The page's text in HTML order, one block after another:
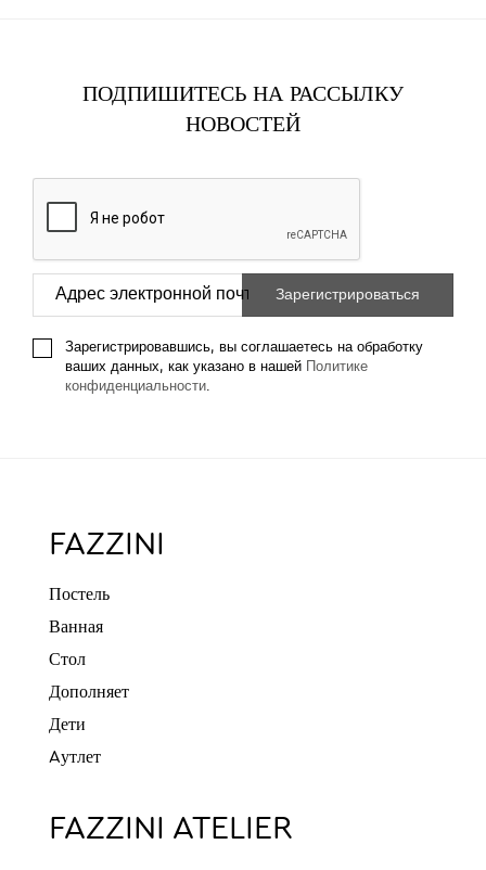
ПОДПИШИТЕСЬ НА РАССЫЛКУ
НОВОСТЕЙ
Зарегистрировавшись, вы соглашаетесь на обработку
ваших данных, как указано в нашей
Политике
конфиденциальности.
FAZZINI
Постель
Ванная
Стол
Дополняет
Дети
Aутлет
FAZZINI ATELIER